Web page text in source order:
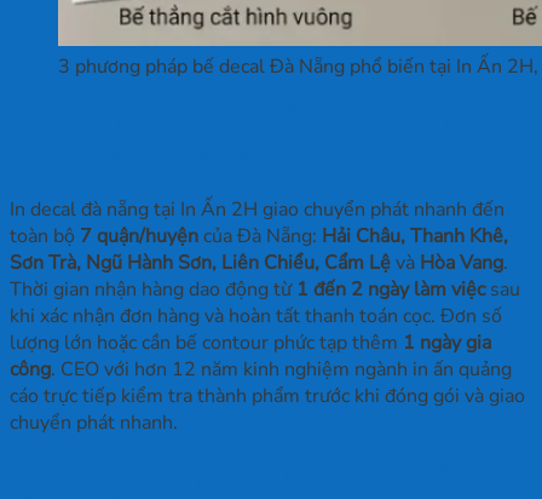
3 phương pháp bế decal Đà Nẵng phổ biến tại In Ấn
In decal đà nẵng tại In Ấn 2H giao chuyển phát nhanh đến
toàn bộ 7 quận/huyệncủa Đà Nẵng: Hải Châu, Thanh Khê,
Sơn Trà, Ngũ Hành Sơn, Liên Chiểu, Cẩm Lệvà Hòa Vang.
Thời gian nhận hàng dao động từ 1 đến 2 ngày làm việcsau
khi xác nhận đơn hàng và hoàn tất thanh toán cọc. Đơn số
lượng lớn hoặc cần bế contour phức tạp thêm 1 ngày gia
công. CEO với hơn 12 năm kinh nghiệm ngành in ấn quảng
cáo trực tiếp kiểm tra thành phẩm trước khi đóng gói và giao
chuyển phát nhanh.